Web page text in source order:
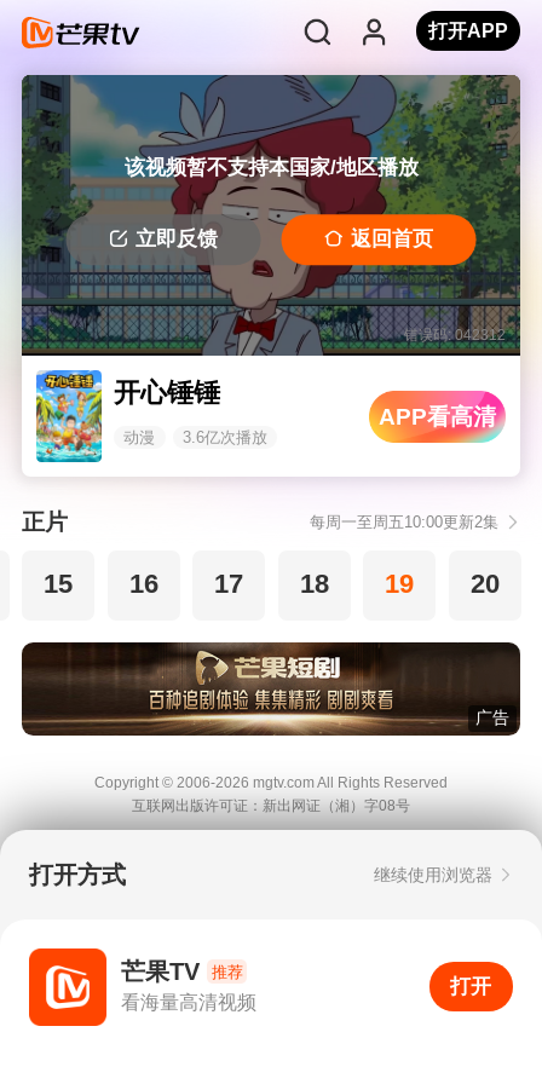
打开APP
该视频暂不支持本国家/地区播放
立即反馈 返回首页
错误码: 042312
开心锤锤
动漫 3.6亿次播放
APP看高清
正片 每周一至周五10:00更新2集
15 16 17 18 19 20
广告
Copyright © 2006-2026 mgtv.com All Rights Reserved
互联网出版许可证：新出网证（湘）字08号
5
打开APP
打开方式 继续使用浏览器
芒果TV 推荐
看海量高清视频
打开